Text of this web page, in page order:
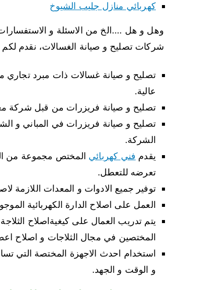
كهربائي منازل جليب الشيوخ
وهل و هل ….الخ من الاسئلة و الاستفسارات
شركات تصليح و صيانة الغسالات، نقدم لكم
تصليح و صيانة غسالات ذات مبرد
عالية.
تصليح و صيانة فريزرات من قبل شركة
تصليح و صيانة فريزرات في المباني و
الشركة.
يقدم فني كهربائي المختص مجموعة من
تعرضه للتعطل.
توفير جميع الادوات و المعدات اللازمة
العمل على اصلاح الدارة الكهربائية
يتم تدريب العمال على كيغيةاصلاح
المختصين في مجال الثلاجات و اصلاح
استخدام احدث الاجهزة المختصة التي
و الوقت و الجهد.